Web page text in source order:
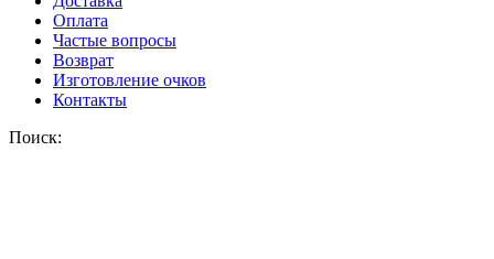
Оплата
Частые вопросы
Возврат
Изготовление очков
Контакты
Поиск: